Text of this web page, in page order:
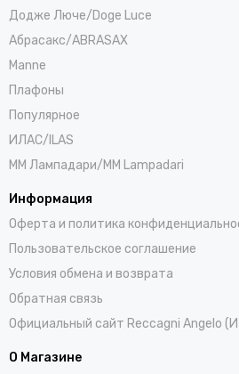
Додже Люче/Doge Luce
Абрасакс/ABRASAX
Manne
Плафоны
Популярное
ИЛАС/ILAS
ММ Лампадари/MM Lampadari
Информация
Оферта и политика
Пользовательское соглашение
Условия обмена и возврата
Обратная связь
Официальный сайт Reccagni Angelo
О Магазине